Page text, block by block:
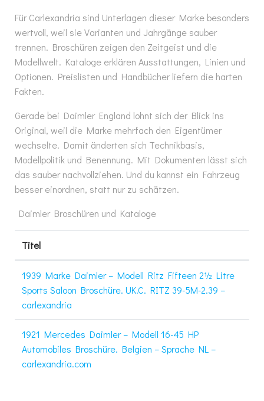
Für Carlexandria sind Unterlagen dieser Marke besonders
wertvoll, weil sie Varianten und Jahrgänge sauber
trennen. Broschüren zeigen den Zeitgeist und die
Modellwelt. Kataloge erklären Ausstattungen, Linien und
Optionen. Preislisten und Handbücher liefern die harten
Fakten.
Gerade bei Daimler England lohnt sich der Blick ins
Original, weil die Marke mehrfach den Eigentümer
wechselte. Damit änderten sich Technikbasis,
Modellpolitik und Benennung. Mit Dokumenten lässt sich
das sauber nachvollziehen. Und du kannst ein Fahrzeug
besser einordnen, statt nur zu schätzen.
Daimler Broschüren und Kataloge
Titel
1939 Marke Daimler – Modell Ritz Fifteen 2½ Litre
Sports Saloon Broschüre. UK.C. RITZ 39-5M-2.39 –
carlexandria
1921 Mercedes Daimler – Modell 16-45 HP
Automobiles Broschüre. Belgien – Sprache NL –
carlexandria.com